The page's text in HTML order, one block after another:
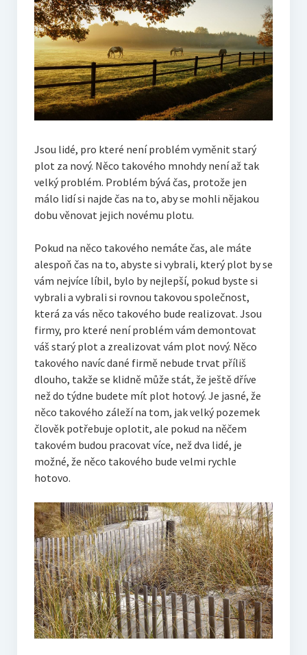
Jsou lidé, pro které není problém vyměnit starý
plot za nový. Něco takového mnohdy není až tak
velký problém. Problém bývá čas, protože jen
málo lidí si najde čas na to, aby se mohli nějakou
dobu věnovat jejich novému plotu.
Pokud na něco takového nemáte čas, ale máte
alespoň čas na to, abyste si vybrali, který plot by se
vám nejvíce líbil, bylo by nejlepší, pokud byste si
vybrali a vybrali si rovnou takovou společnost,
která za vás něco takového bude realizovat. Jsou
firmy, pro které není problém vám demontovat
váš starý plot a zrealizovat vám plot nový. Něco
takového navíc dané firmě nebude trvat příliš
dlouho, takže se klidně může stát, že ještě dříve
než do týdne budete mít plot hotový. Je jasné, že
něco takového záleží na tom, jak velký pozemek
člověk potřebuje oplotit, ale pokud na něčem
takovém budou pracovat více, než dva lidé, je
možné, že něco takového bude velmi rychle
hotovo.